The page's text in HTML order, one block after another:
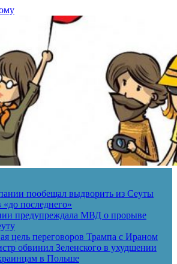
пообещал выдворить из Сеуты
последнего»
предупреждала МВД о прорыве
цель переговоров Трампа с Ираном
обвинил Зеленского в ухудшении
в Польше